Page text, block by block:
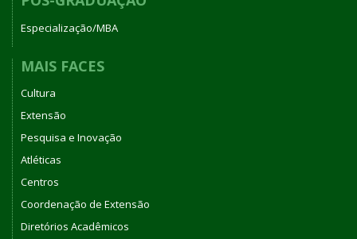
Especialização/MBA
MAIS FACES
Cultura
Extensão
Pesquisa e Inovação
Atléticas
Centros
Coordenação de Extensão
Diretórios Acadêmicos